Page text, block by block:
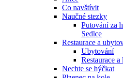
Co navštívit
Naučné stezky
Putování za
Sedlce
Restaurace a
Ubytování
Restaurace
Nechte se hýčkat